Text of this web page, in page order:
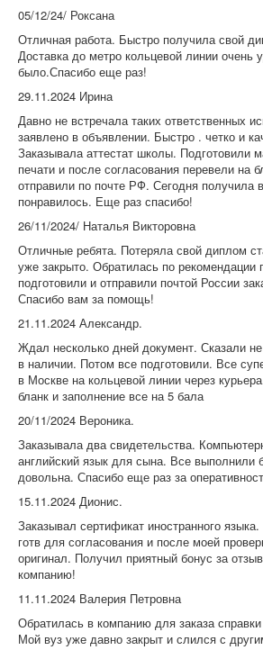
05/12/24/ Роксана
Отличная работа. Быстро получила свой
Доставка до метро кольцевой линии очень
было.Спасибо еще раз!
29.11.2024 Ирина
Давно не встречала таких ответственных
заявлено в объявлении. Быстро . четко и
Заказывала аттестат школы. Подготовили
печати и после согласования перевели на
отправили по почте РФ. Сегодня получила
понравилось. Еще раз спасибо!
26/11/2024/ Наталья Викторовна
Отличные ребята. Потеряла свой диплом
уже закрыто. Обратилась по рекомендации
подготовили и отправили почтой России
Спасибо вам за помощь!
21.11.2024 Александр.
Ждал несколько дней документ. Сказали
в наличии. Потом все подготовили. Все
в Москве на кольцевой линии через
бланк и заполнение все на 5 бала
20/11/2024 Вероника.
Заказывала два свидетельства.
английский язык для сына. Все выполнили
довольна. Спасибо еще раз за
15.11.2024 Дионис.
Заказывал сертификат иностранного
готв для согласования и после моей
оригинал. Получил приятный бонус за
компанию!
11.11.2024 Валерия Петровна
Обратилась в компанию для заказа
Мой вуз уже давно закрыт и слился с